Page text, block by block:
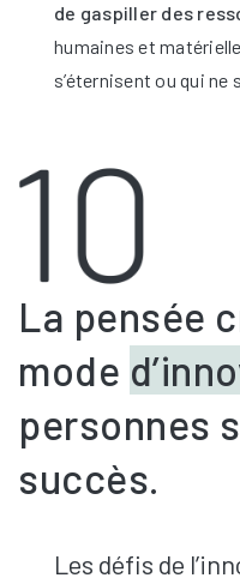
de gaspiller des
humaines et
s’éternisent ou qui ne
La pensée
mode
personnes
succès.
Les défis de